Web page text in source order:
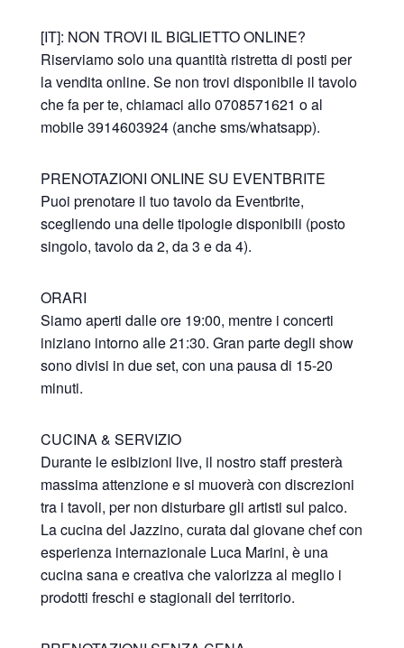
[IT]: NON TROVI IL BIGLIETTO ONLINE?
Riserviamo solo una quantità ristretta di posti per
la vendita online. Se non trovi disponibile il tavolo
che fa per te, chiamaci allo 0708571621 o al
mobile 3914603924 (anche sms/whatsapp).
PRENOTAZIONI ONLINE SU EVENTBRITE
Puoi prenotare il tuo tavolo da Eventbrite,
scegliendo una delle tipologie disponibili (posto
singolo, tavolo da 2, da 3 e da 4).
ORARI
Siamo aperti dalle ore 19:00, mentre i concerti
iniziano intorno alle 21:30. Gran parte degli show
sono divisi in due set, con una pausa di 15-20
minuti.
CUCINA & SERVIZIO
Durante le esibizioni live, il nostro staff presterà
massima attenzione e si muoverà con discrezioni
tra i tavoli, per non disturbare gli artisti sul palco.
La cucina del Jazzino, curata dal giovane chef con
esperienza internazionale Luca Marini, è una
cucina sana e creativa che valorizza al meglio i
prodotti freschi e stagionali del territorio.